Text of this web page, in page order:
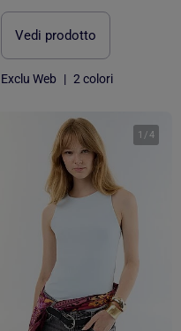
Vedi prodotto
Exclu Web | 2 colori
1 /4